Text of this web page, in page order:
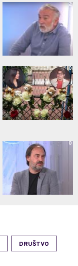
2
0
0
DRUŠTVO